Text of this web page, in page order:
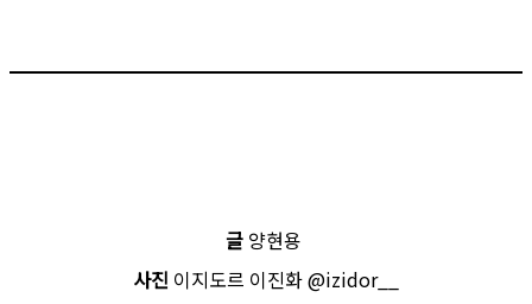
글 양현용
사진 이지도르 이진화 @izidor__